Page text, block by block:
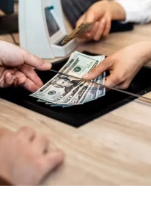
recorrerán diferentes
peticiones de oración
de oración,
cada necesidad recibida.
que esta jornada suele